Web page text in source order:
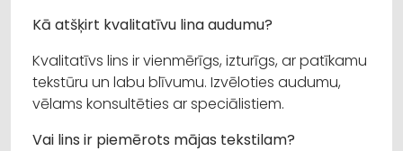
Kā atšķirt kvalitatīvu lina audumu?
Kvalitatīvs lins ir vienmērīgs, izturīgs, ar patīkamu
tekstūru un labu blīvumu. Izvēloties audumu,
vēlams konsultēties ar speciālistiem.
Vai lins ir piemērots mājas tekstilam?